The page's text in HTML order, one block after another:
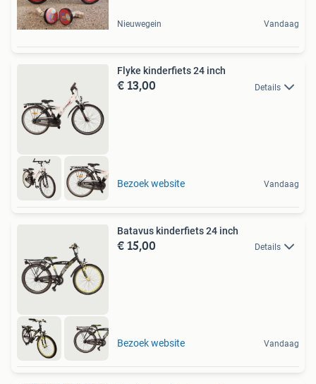
Nieuwegein Vandaag
Flyke kinderfiets 24 inch
€ 13,00 Details
Bezoek website Vandaag
Batavus kinderfiets 24 inch
€ 15,00 Details
Bezoek website Vandaag